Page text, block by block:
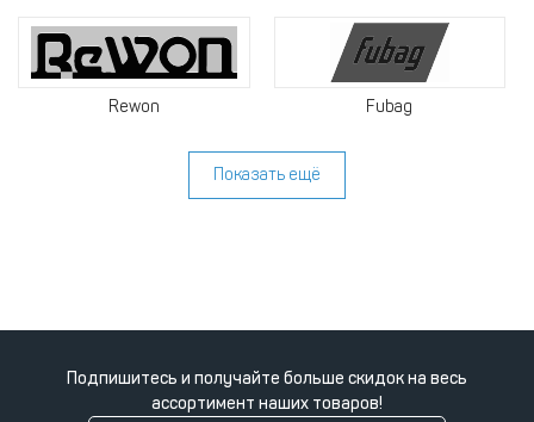
Rewon Fubag
Показать ещё
Подпишитесь и получайте больше скидок на весь
ассортимент наших товаров!